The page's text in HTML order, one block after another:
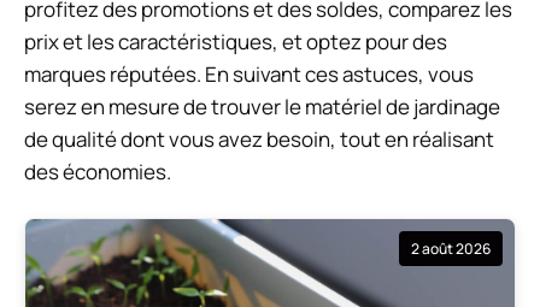
profitez des promotions et des soldes, comparez les
prix et les caractéristiques, et optez pour des
marques réputées. En suivant ces astuces, vous
serez en mesure de trouver le matériel de jardinage
de qualité dont vous avez besoin, tout en réalisant
des économies.
2 août 2026